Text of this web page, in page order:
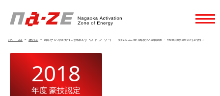
ホーム > 豪技 > 細さの限界に挑戦するトクサイ「難加工金属材の細線・極細線製造技術」
2018
年度 豪技認定